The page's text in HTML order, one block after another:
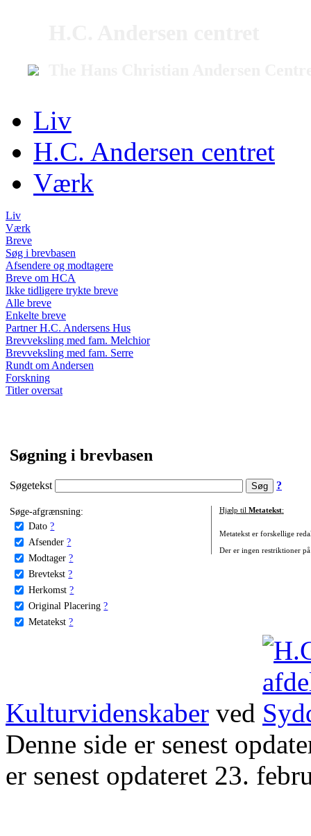
Liv
H.C. Andersen centret
Værk
Liv
Værk
Breve
Søg i brevbasen
Afsendere og modtagere
Breve om HCA
Ikke tidligere trykte breve
Alle breve
Enkelte breve
Partner H.C. Andersens Hus
Brevveksling med fam. Melchior
Brevveksling med fam. Serre
Rundt om Andersen
Forskning
Titler oversat
Søgning i brevbasen
Søgetekst ?
Søge-afgrænsning:
Dato ?
Afsender ?
Modtager ?
Brevtekst ?
Herkomst ?
Original Placering ?
Metatekst ?
Hjælp til Metatekst:
Metatekst er forskellige
Der er ingen restriktioner
Kulturvidenskaber ved
Denne side er senest
er senest opdateret 23.